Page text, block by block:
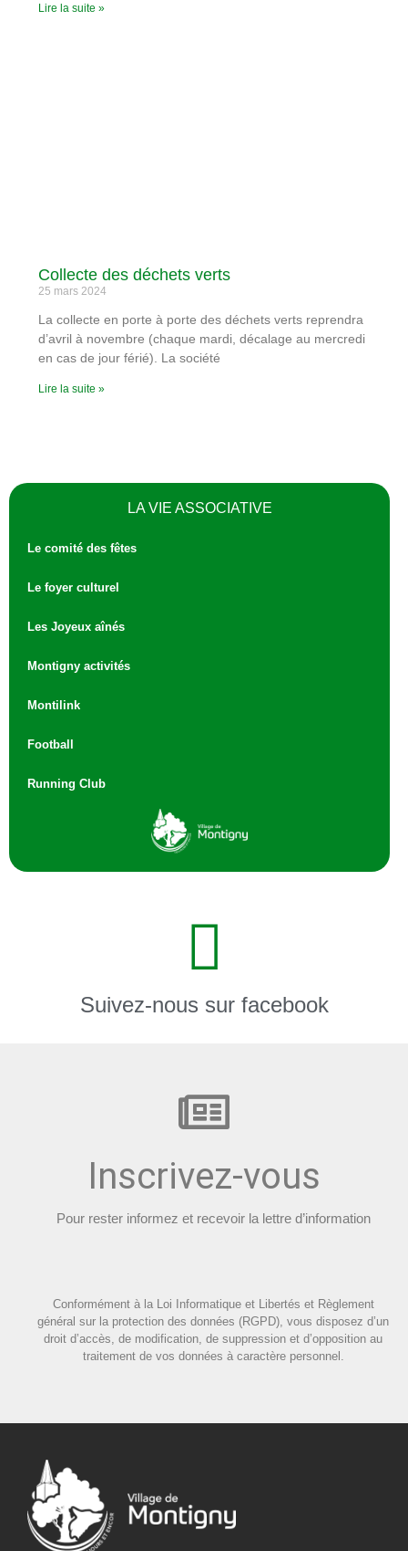
Lire la suite »
Collecte des déchets verts
25 mars 2024
La collecte en porte à porte des déchets verts reprendra
d’avril à novembre (chaque mardi, décalage au mercredi
en cas de jour férié). La société
Lire la suite »
LA VIE ASSOCIATIVE
Le comité des fêtes
Le foyer culturel
Les Joyeux aînés
Montigny activités
Montilink
Football
Running Club
Suivez-nous sur facebook
Inscrivez-vous
Pour rester informez et recevoir la lettre d’information
Conformément à la Loi Informatique et Libertés et Règlement
général sur la protection des données (RGPD), vous disposez d’un
droit d’accès, de modification, de suppression et d’opposition au
traitement de vos données à caractère personnel.